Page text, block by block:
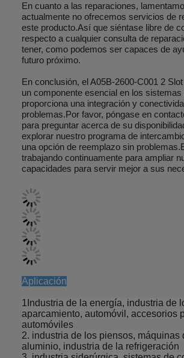
En cuanto a las reparaciones,
actualmente no ofrecemos servicios de
este producto.Así que siéntase libre de
respecto a cualquier consulta de
tener, como podemos ser capaces de
futuro próximo.
En conclusión, el A05B-2600-C001 2
un componente esencial en los
proporciona una integración y
problemas.Por favor, póngase en
para preguntar acerca de su
explorar nuestro programa de
una opción de reemplazo sin
trabajando continuamente para ampliar
capacidades para servir mejor a sus
Aplicación
1Industria de la energía, industria de
aparcamiento, automóvil, accesorios
automóviles
2. industria de los piensos, máquinas
aluminio, industria de la refrigeración